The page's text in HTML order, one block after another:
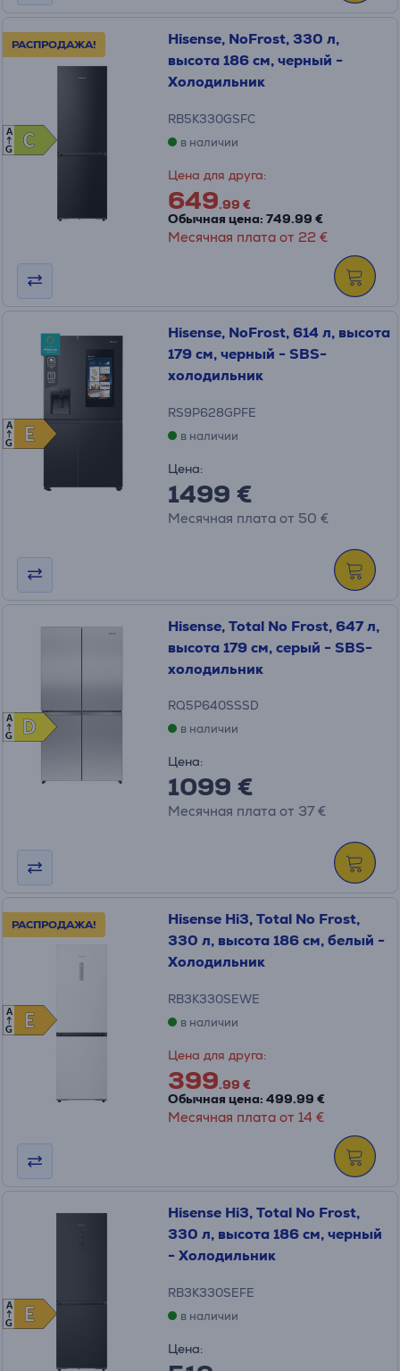
РАСПРОДАЖА!
C
C
A
G
Hisense, NoFrost, 330 л,
высота 186 см, черный -
Холодильник
RB5K330GSFC
в наличии
Цена для друга:
649.99 €
Обычная цена: 749.99 €
Месячная плата от 22 €
E
E
A
G
Hisense, NoFrost, 614 л, высота
179 см, черный - SBS-
холодильник
RS9P628GPFE
в наличии
Цена:
1499 €
Месячная плата от 50 €
D
D
A
G
Hisense, Total No Frost, 647 л,
высота 179 см, серый - SBS-
холодильник
RQ5P640SSSD
в наличии
Цена:
1099 €
Месячная плата от 37 €
РАСПРОДАЖА!
E
E
A
G
Hisense Hi3, Total No Frost,
330 л, высота 186 см, белый -
Холодильник
RB3K330SEWE
в наличии
Цена для друга:
399.99 €
Обычная цена: 499.99 €
Месячная плата от 14 €
E
E
A
G
Hisense Hi3, Total No Frost,
330 л, высота 186 см, черный
- Холодильник
RB3K330SEFE
в наличии
Цена: